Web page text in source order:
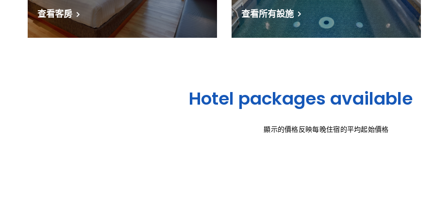
查看客房 查看所有設施
Hotel packages available
顯示的價格反映每晚住宿的平均起始價格